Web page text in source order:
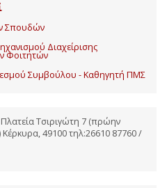
Σπουδών
Διαχείρισης
Φοιτητών
Συμβούλου - Καθηγητή ΠΜΣ
Πλατεία Τσιριγώτη 7 (πρώην
49100 τηλ:26610 87760 /